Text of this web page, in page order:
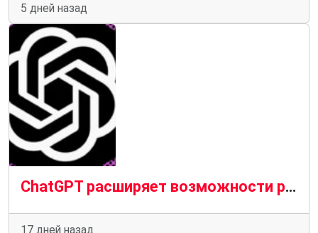
5 дней назад
ChatGPT расширяет возможности родительского контроля.
17 дней назад